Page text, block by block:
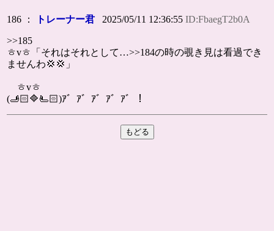
186 ： トレーナー君 2025/05/11 12:36:55ID:FbaegT2b0A
>>185
ㅎvㅎ「それはそれとして…>>184の時の覗き見は看過でき
ませんわ💢💢」
ㅎvㅎ
(🫸🏻🔷🫷🏻)ｱ゛ｱ゛ｱ゛ｱ゛ｱ゛！